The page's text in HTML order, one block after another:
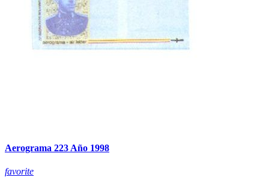
Aerograma 223 Año 1998
favorite